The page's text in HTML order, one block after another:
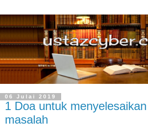
06 Julai 2019
1 Doa untuk
masalah